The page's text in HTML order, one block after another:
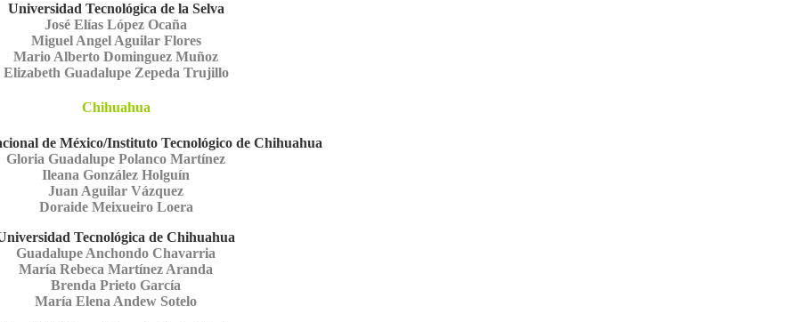
Universidad Tecnológica de la Selva
José Elías López Ocaña
Miguel Angel Aguilar Flores
Mario Alberto Dominguez Muñoz
Elizabeth Guadalupe Zepeda Trujillo
Chihuahua
de México/Instituto Tecnológico de Chihuahua
Gloria Guadalupe Polanco Martínez
Ileana González Holguín
Juan Aguilar Vázquez
Doraide Meixueiro Loera
Tecnológica de Chihuahua
Guadalupe Anchondo Chavarria
María Rebeca Martínez Aranda
Brenda Prieto García
María Elena Andew Sotelo